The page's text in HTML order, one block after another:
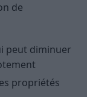
de
peut diminuer
propriétés